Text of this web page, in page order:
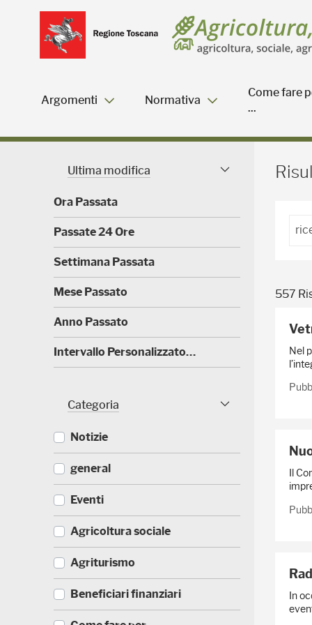
Skip to Main Content
Argomenti Normativa
Come fare
...
Risultati della ricerca -
Ultima modifica
Ora Passata
(Passate 24 Ore
(
Settimana Passata
(Mese Passato
(
Anno Passato
(Intervallo Personalizzato…
Categoria
Notizie
(
3
)
general
(
5
)
Eventi
(
1
)
Agricoltura sociale
(
0
)
Agriturismo
(
Beneficiari finanziari
557
Nel
Il
In